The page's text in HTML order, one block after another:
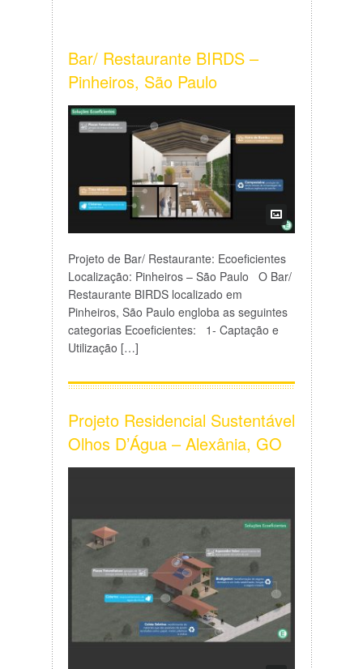
Bar/ Restaurante BIRDS –
Pinheiros, São Paulo
Projeto de Bar/ Restaurante: Ecoeficientes
Localização: Pinheiros – São Paulo O Bar/
Restaurante BIRDS localizado em
Pinheiros, São Paulo engloba as seguintes
categorias Ecoeficientes: 1- Captação e
Utilização […]
Projeto Residencial Sustentável
Olhos D’Água – Alexânia, GO